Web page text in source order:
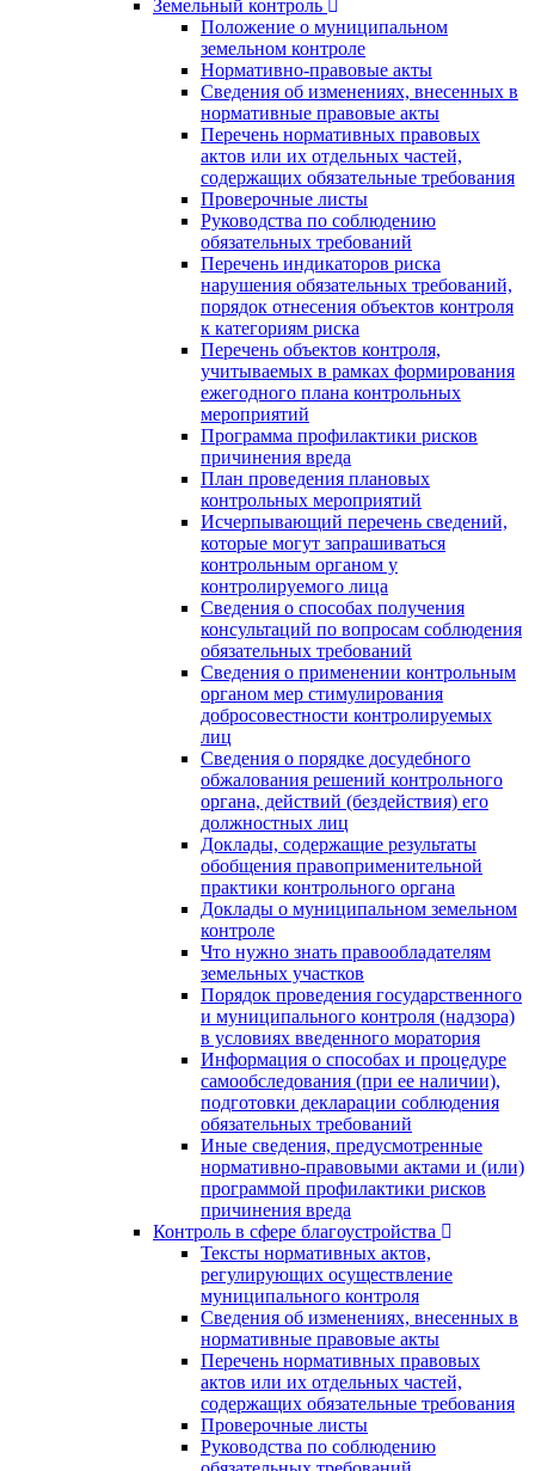
Земельный контроль
Положение о муниципальном
земельном контроле
Нормативно-правовые акты
Сведения об изменениях, внесенных в
нормативные правовые акты
Перечень нормативных правовых
актов или их отдельных частей,
содержащих обязательные требования
Проверочные листы
Руководства по соблюдению
обязательных требований
Перечень индикаторов риска
нарушения обязательных требований,
порядок отнесения объектов контроля
к категориям риска
Перечень объектов контроля,
учитываемых в рамках формирования
ежегодного плана контрольных
мероприятий
Программа профилактики рисков
причинения вреда
План проведения плановых
контрольных мероприятий
Исчерпывающий перечень сведений,
которые могут запрашиваться
контрольным органом у
контролируемого лица
Сведения о способах получения
консультаций по вопросам соблюдения
обязательных требований
Сведения о применении контрольным
органом мер стимулирования
добросовестности контролируемых
лиц
Сведения о порядке досудебного
обжалования решений контрольного
органа, действий (бездействия) его
должностных лиц
Доклады, содержащие результаты
обобщения правоприменительной
практики контрольного органа
Доклады о муниципальном земельном
контроле
Что нужно знать правообладателям
земельных участков
Порядок проведения государственного
и муниципального контроля (надзора)
в условиях введенного моратория
Информация о способах и процедуре
самообследования (при ее наличии),
подготовки декларации соблюдения
обязательных требований
Иные сведения, предусмотренные
нормативно-правовыми актами и (или)
программой профилактики рисков
причинения вреда
Контроль в сфере благоустройства
Тексты нормативных актов,
регулирующих осуществление
муниципального контроля
Сведения об изменениях, внесенных в
нормативные правовые акты
Перечень нормативных правовых
актов или их отдельных частей,
содержащих обязательные требования
Проверочные листы
Руководства по соблюдению